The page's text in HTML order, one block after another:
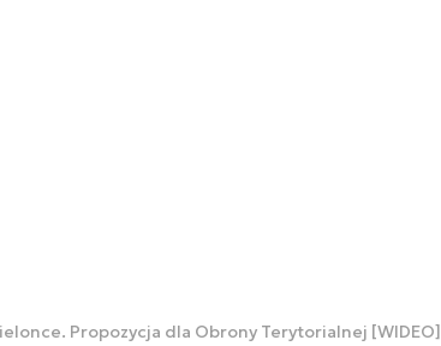
Propozycja dla Obrony Terytorialnej [WIDEO]